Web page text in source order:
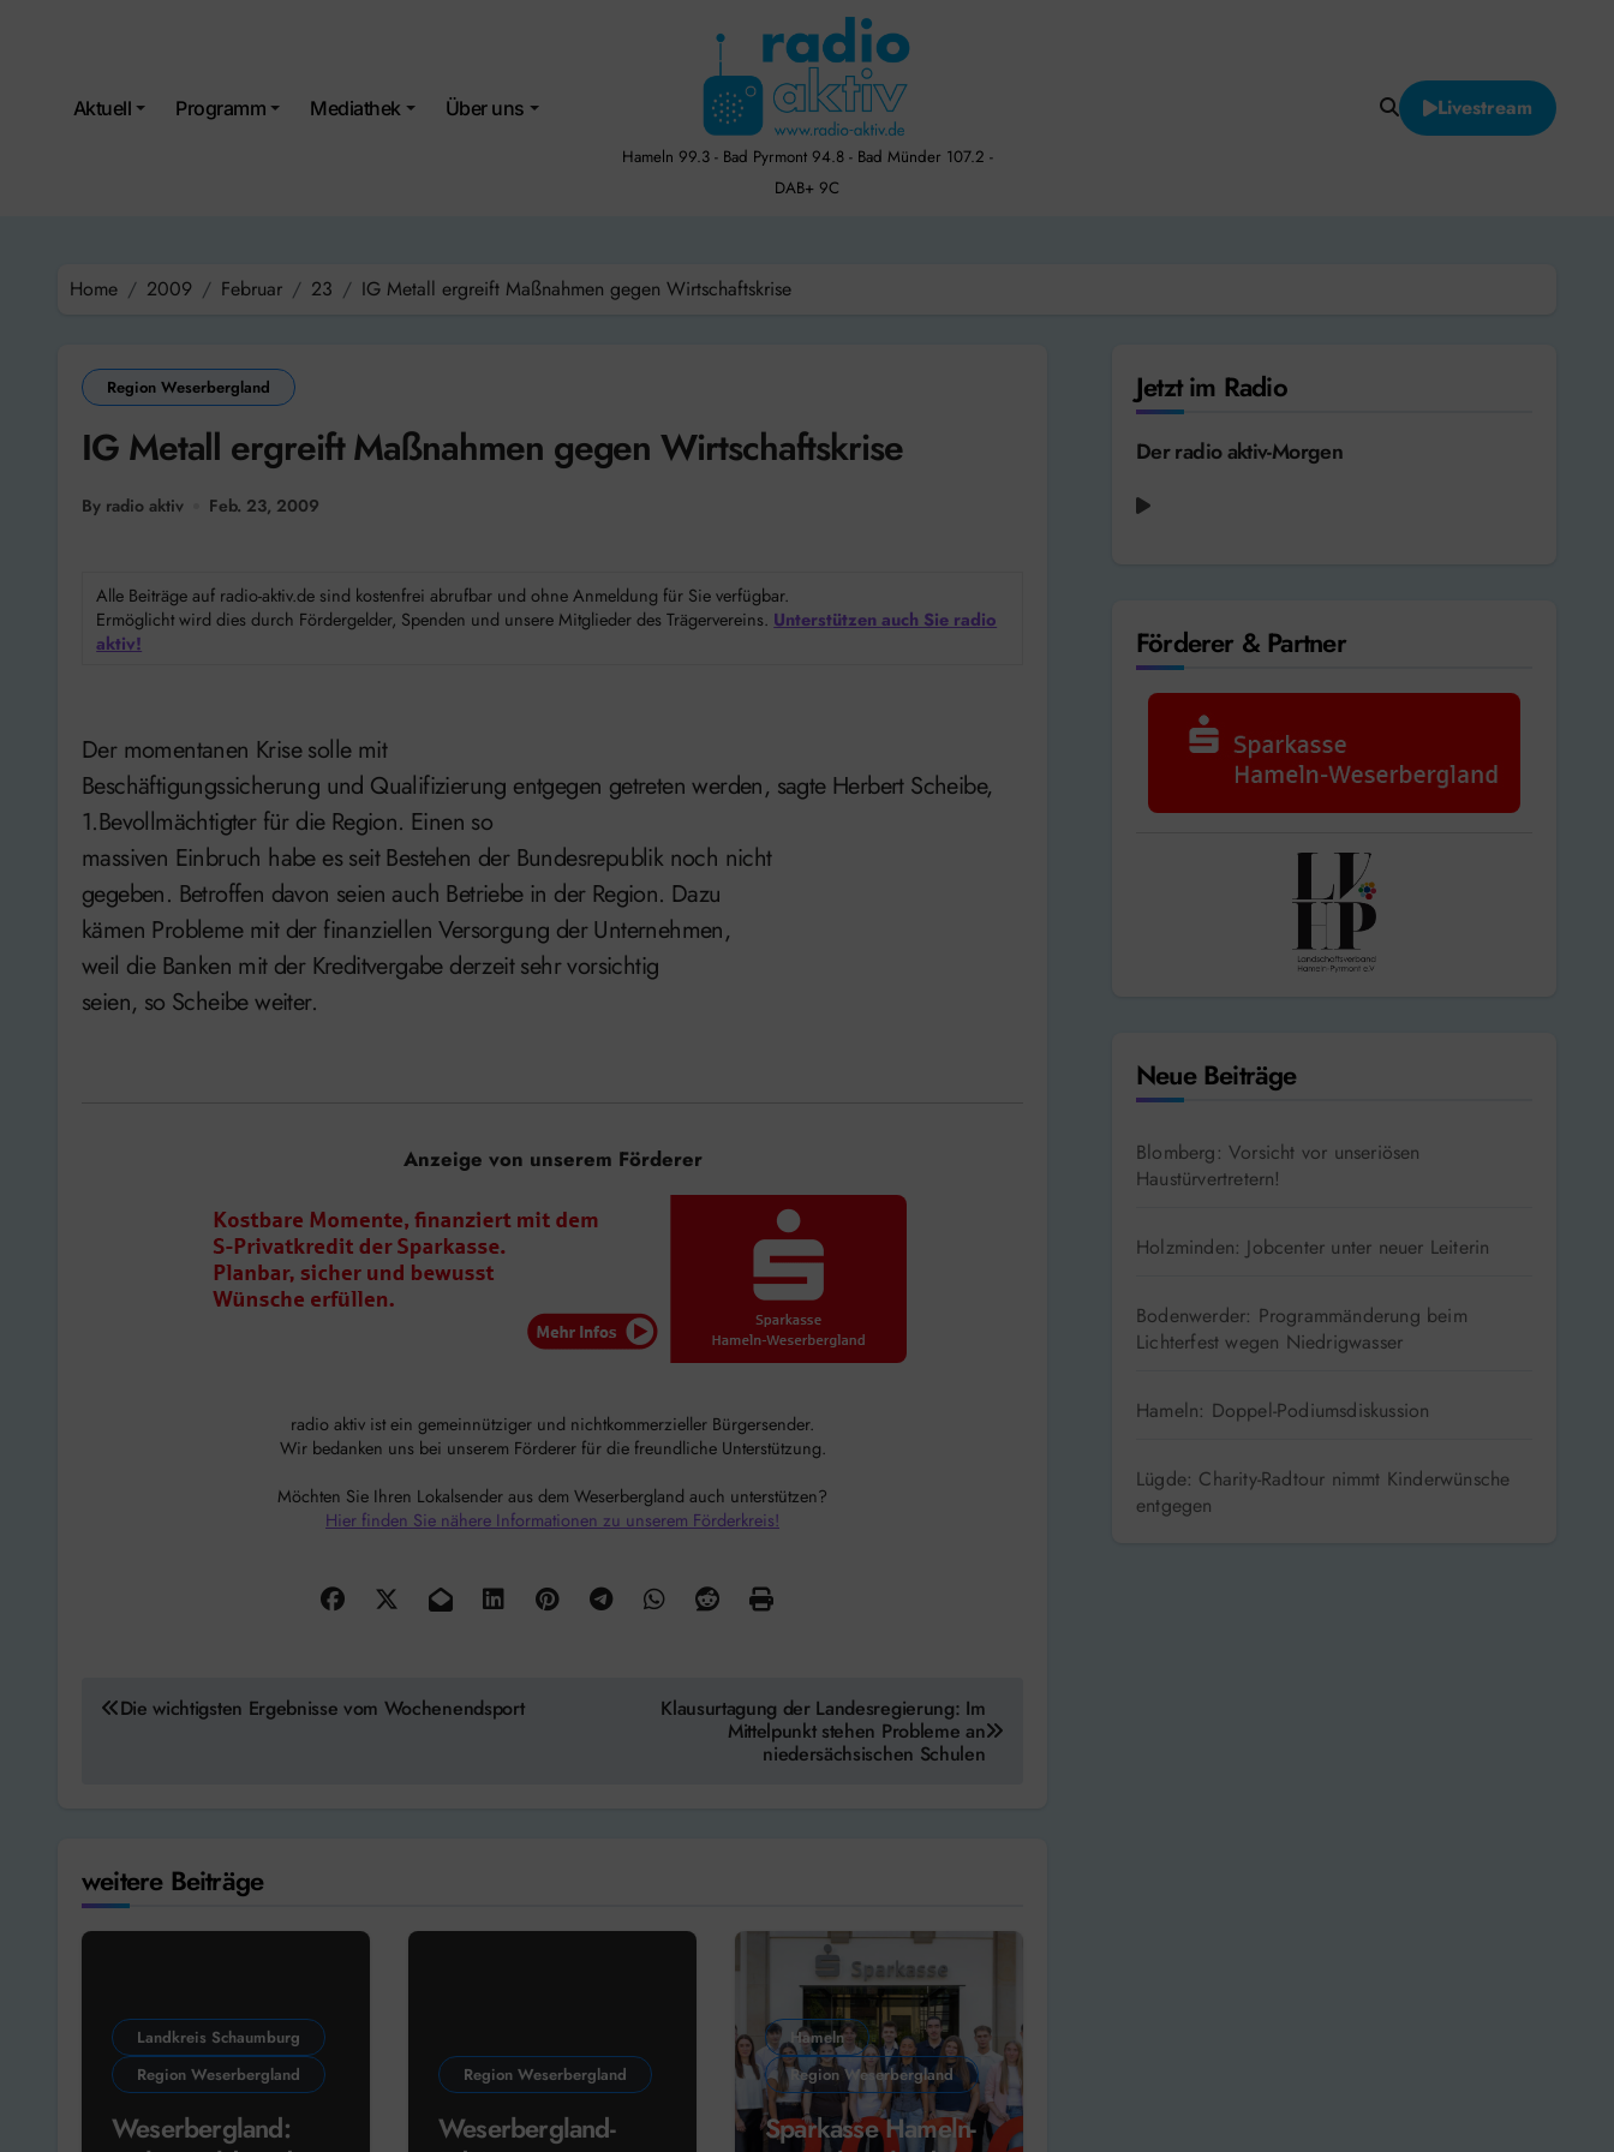
Aktuell Programm Mediathek Über uns
Hameln 99.3 - Bad Pyrmont 94.8 - Bad Münder 107.2 -
DAB+ 9C
Livestream
Home 2009 Februar 23 IG Metall ergreift Maßnahmen gegen Wirtschaftskrise
Region Weserbergland
IG Metall ergreift Maßnahmen gegen Wirtschaftskrise
By radio aktiv Feb. 23, 2009
Alle Beiträge auf radio-aktiv.de sind kostenfrei abrufbar und ohne Anmeldung für Sie verfügbar.
Ermöglicht wird dies durch Fördergelder, Spenden und unsere Mitglieder des Trägervereins. Unterstützen auch Sie radio
aktiv!
Der momentanen Krise solle mit
Beschäftigungssicherung und Qualifizierung entgegen getreten werden, sagte Herbert Scheibe,
1.Bevollmächtigter für die Region. Einen so
massiven Einbruch habe es seit Bestehen der Bundesrepublik noch nicht
gegeben. Betroffen davon seien auch Betriebe in der Region. Dazu
kämen Probleme mit der finanziellen Versorgung der Unternehmen,
weil die Banken mit der Kreditvergabe derzeit sehr vorsichtig
seien, so Scheibe weiter.
Anzeige von unserem Förderer
radio aktiv ist ein gemeinnütziger und nichtkommerzieller Bürgersender.
Wir bedanken uns bei unserem Förderer für die freundliche Unterstützung.
Möchten Sie Ihren Lokalsender aus dem Weserbergland auch unterstützen?
Hier finden Sie nähere Informationen zu unserem Förderkreis!
Beitragsnavigation
Die wichtigsten Ergebnisse vom Wochenendsport
Klausurtagung der Landesregierung: Im
Mittelpunkt stehen Probleme an
niedersächsischen Schulen
weitere Beiträge
Landkreis Schaumburg
Region Weserbergland
Weserbergland:
Region Weserbergland
Weserbergland-
Hameln
Region Weserbergland
Sparkasse Hameln-
Jetzt im Radio
Der radio aktiv-Morgen
Förderer & Partner
Neue Beiträge
Blomberg: Vorsicht vor unseriösen
Haustürvertretern!
Holzminden: Jobcenter unter neuer Leiterin
Bodenwerder: Programmänderung beim
Lichterfest wegen Niedrigwasser
Hameln: Doppel-Podiumsdiskussion
Lügde: Charity-Radtour nimmt Kinderwünsche
entgegen